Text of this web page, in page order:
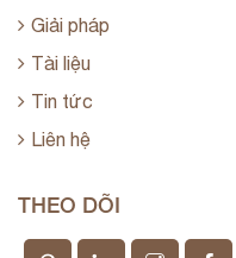
Giải pháp
Tài liệu
Tin tức
Liên hệ
THEO DÕI